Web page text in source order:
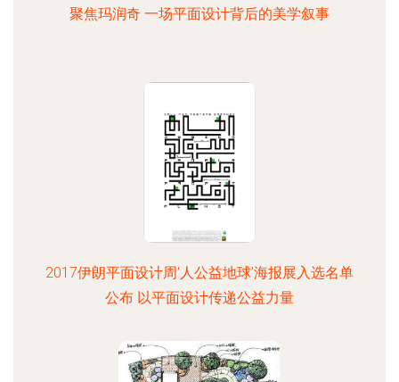
聚焦玛润奇 一场平面设计背后的美学叙事
2017伊朗平面设计周‘人公益地球’海报展入选名单
公布 以平面设计传递公益力量